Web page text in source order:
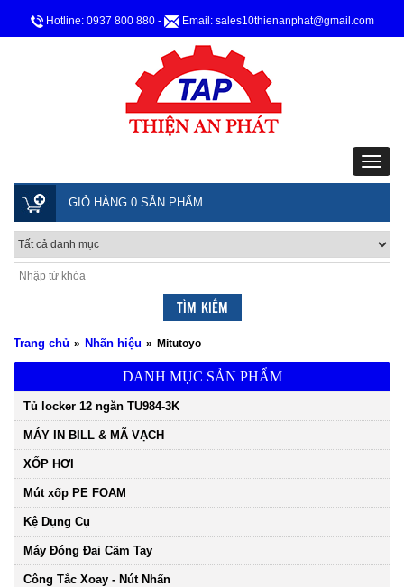
Hotline: 0937 800 880 - Email: sales10thienanphat@gmail.com
GIỎ HÀNG 0 SẢN PHẨM
Trang chủ » Nhãn hiệu » Mitutoyo
DANH MỤC SẢN PHẨM
Tủ locker 12 ngăn TU984-3K
MÁY IN BILL & MÃ VẠCH
XỐP HƠI
Mút xốp PE FOAM
Kệ Dụng Cụ
Máy Đóng Đai Cầm Tay
Công Tắc Xoay - Nút Nhấn